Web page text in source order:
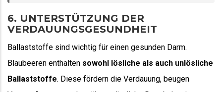
6. UNTERSTÜTZUNG DER
VERDAUUNGSGESUNDHEIT
Ballaststoffe sind wichtig für einen gesunden Darm.
Blaubeeren enthalten sowohl lösliche als auch unlösliche
Ballaststoffe. Diese fördern die Verdauung, beugen